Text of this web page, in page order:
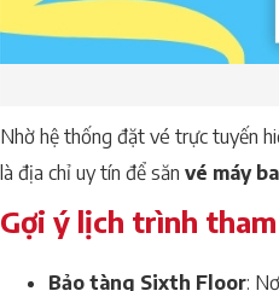
Nhờ hệ thống đặt vé trực tuyến
là địa chỉ uy tín để săn vé máy
Gợi ý lịch trình
Bảo tàng Sixth Floor: